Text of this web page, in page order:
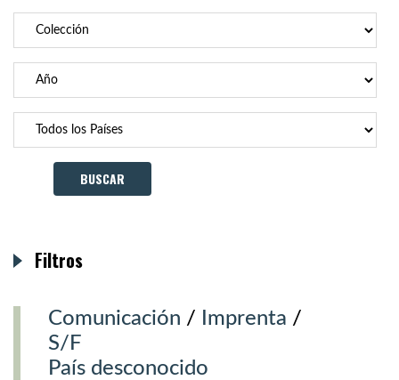
Comunicación / Imprenta /
S/F
País desconocido
Filtros